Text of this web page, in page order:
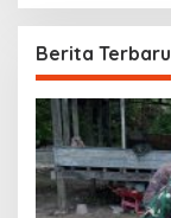
Berita Terbaru